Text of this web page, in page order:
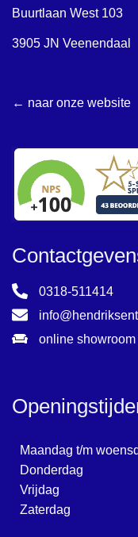
Buurtlaan West 103
3905 JN Veenendaal
← naar onze website
0318-511414
online showroom
Maandag t/m
Donderdag
Vrijdag
Zaterdag